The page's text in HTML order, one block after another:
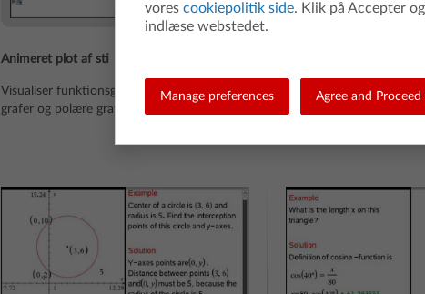
Animeret plot af sti
Visualiser funktionsgrafer, parametriske
grafer og polære grafer mens de tegnes.
Udforsk de direkte
vores cookiepolitik side. Klik på Accepter
indlæse webstedet.
Manage preferences Agree and Proceed